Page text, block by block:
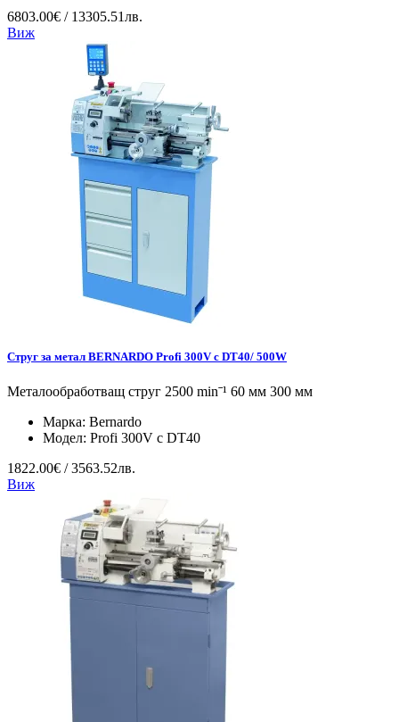
6803.00€ / 13305.51лв.
Виж
Струг за метал BERNARDO Profi 300V с DT40/ 500W
Металообработващ струг 2500 minˉ¹ 60 мм 300 мм
Марка: Bernardo
Модел: Profi 300V с DT40
1822.00€ / 3563.52лв.
Виж